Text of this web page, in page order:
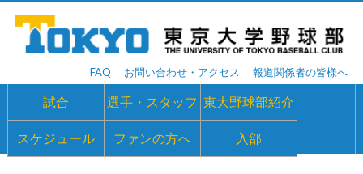
FAQ お問い合わせ・アクセス 報道関係者の皆様へ
試合 選手・スタッフ 東大野球部紹介
スケジュール ファンの方へ 入部